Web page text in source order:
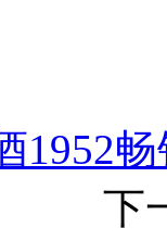
1952
一